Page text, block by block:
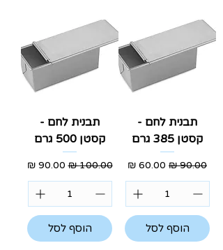
תבנית לחם -
קסטן 385 גרם
מחיר רגיל מחיר מבצע
הוסף לסל
תבנית לחם -
קסטן 500 גרם
מחיר רגיל‏100.00 ‏₪ מחיר מבצע
הוסף לסל